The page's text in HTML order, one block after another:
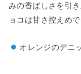
みの香ばしさを引
ョコは甘さ控えめで
オレンジのデニ